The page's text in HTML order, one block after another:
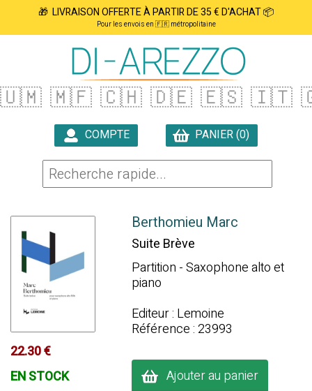
🎁 LIVRAISON OFFERTE À PARTIR DE 35 € D'ACHAT 📦
Pour les envois en 🇫🇷 métropolitaine
🇺🇲 🇲🇫 🇨🇭 🇩🇪 🇪🇸 🇮🇹
COMPTE
PANIER (0)
22.30 €
EN STOCK
Berthomieu Marc
Suite Brève
Partition - Saxophone alto et
piano
Editeur : Lemoine
Référence : 23993
Ajouter au panier